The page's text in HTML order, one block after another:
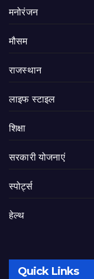
मनोरंजन
मौसम
राजस्थान
लाइफ स्टाइल
शिक्षा
सरकारी योजनाएं
स्पोर्ट्स
हेल्थ
Quick Links